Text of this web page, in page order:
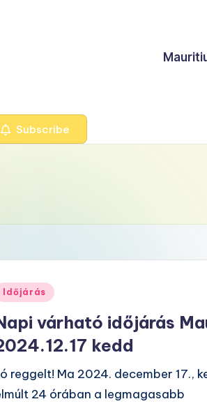
Subscribe
Időjárás
várható időjárás
kedd
reggelt! Ma 2024. december 17.,
24 órában a legmagasabb